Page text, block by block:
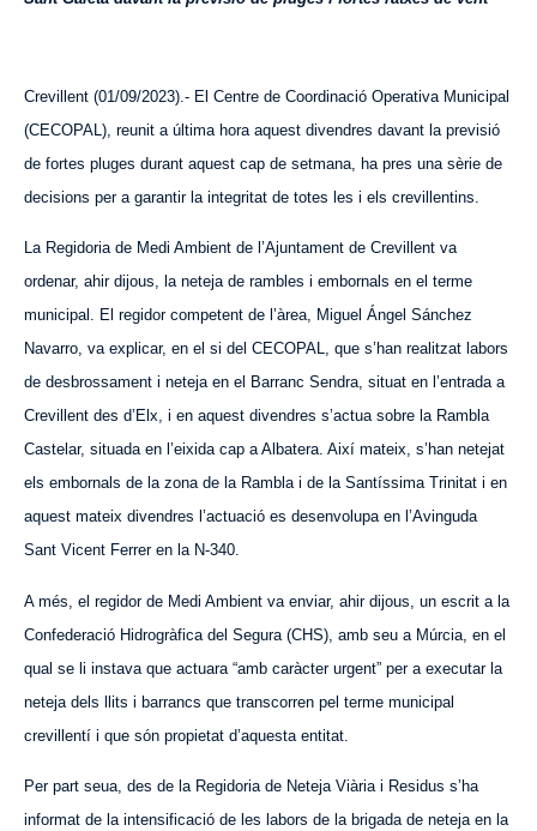
Crevillent (01 /09/2023).- El Centre de Coordinació Operativa Municipal
(CECOPAL), reunit a última hora aquest divendres davant la previsió
de fortes pluges durant aquest cap de setmana, ha pres una sèrie de
decisions per a garantir la integritat de totes les i els crevillentins.
La Regidoria de Medi Ambient de l’Ajuntament de Crevillent va
ordenar, ahir dijous, la neteja de rambles i embornals en el terme
municipal. El regidor competent de l’àrea, Miguel Ángel Sánchez
Navarro, va explicar, en el si del CECOPAL, que s’han realitzat labors
de desbrossament i neteja en el Barranc Sendra, situat en l’entrada a
Crevillent des d’Elx, i en aquest divendres s’actua sobre la Rambla
Castelar, situada en l’eixida cap a Albatera. Així mateix, s’han netejat
els embornals de la zona de la Rambla i de la Santíssima Trinitat i en
aquest mateix divendres l’actuació es desenvolupa en l’Avinguda
Sant Vicent Ferrer en la N-340.
A més, el regidor de Medi Ambient va enviar, ahir dijous, un escrit a la
Confederació Hidrogràfica del Segura (CHS), amb seu a Múrcia, en el
qual se li instava que actuara “amb caràcter urgent” per a executar la
neteja dels llits i barrancs que transcorren pel terme municipal
crevillentí i que són propietat d’aquesta entitat.
Per part seua, des de la Regidoria de Neteja Viària i Residus s’ha
informat de la intensificació de les labors de la brigada de neteja en la